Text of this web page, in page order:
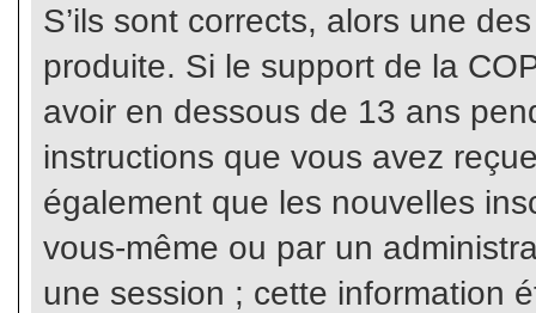
S’ils sont corrects, alors une
produite. Si le support de la
avoir en dessous de 13 ans
instructions que vous avez
également que les nouvelles
vous-même ou par un
une session ; cette information